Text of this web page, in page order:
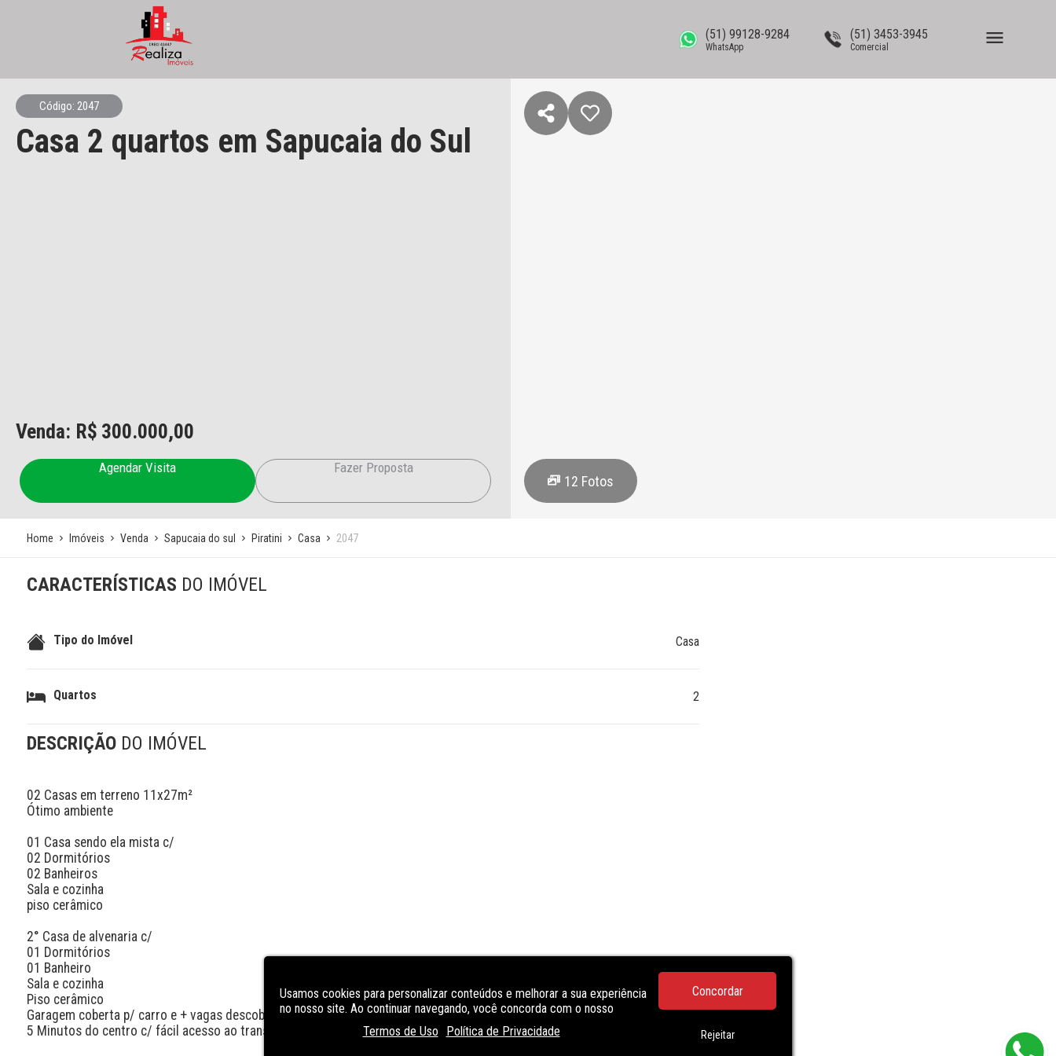
(51) 99128-9284
WhatsApp
(51) 3453-3945
Comercial
Código: 2047
Casa 2 quartos em Sapucaia do Sul
Venda: R$ 300.000,00
Agendar Visita Fazer Proposta
12 Fotos
Home Imóveis Venda Sapucaia do sul Piratini Casa 2047
CARACTERÍSTICAS DO IMÓVEL
Tipo do Imóvel Casa
Quartos 2
DESCRIÇÃO DO IMÓVEL
02 Casas em terreno 11x27m²
Ótimo ambiente
01 Casa sendo ela mista c/
02 Dormitórios
02 Banheiros
Sala e cozinha
piso cerâmico
2° Casa de alvenaria c/
01 Dormitórios
01 Banheiro
Sala e cozinha
Piso cerâmico
Garagem coberta p/ carro e + vagas descobertas.
5 Minutos do centro c/ fácil acesso ao transporte público,próximo a farmácias, mercados, ferragem e Ginásio de Esportes.
Usamos cookies para personalizar conteúdos e melhorar a sua experiência
no nosso site. Ao continuar navegando, você concorda com o nosso
Termos de Uso
Política de Privacidade
Concordar
Rejeitar